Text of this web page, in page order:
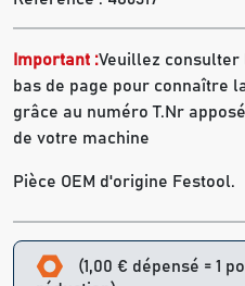
Important :Veuillez consulter
bas de page pour connaître
grâce au numéro T.Nr
de votre machine
Pièce OEM d'origine Festool.
(1,00 € dépensé = 1